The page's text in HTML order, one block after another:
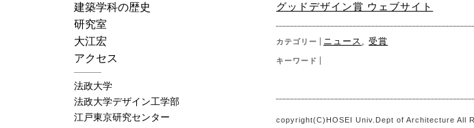
建築学科の歴史
研究室
大江宏
アクセス
法政大学
法政大学デザイン工学部
江戸東京研究センター
グッドデザイン賞 ウェブサイト
カテゴリー ニュース ,受賞
キーワード
copyright(C)HOSEI Univ.Dept of Architecture All